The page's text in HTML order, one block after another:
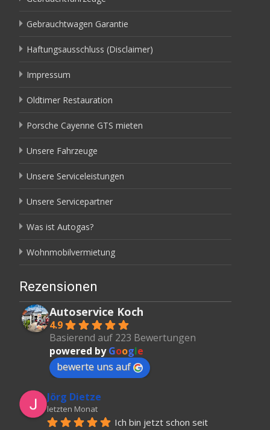
Gebrauchtwagen Garantie
Haftungsausschluss (Disclaimer)
Impressum
Oldtimer Restauration
Porsche Cayenne GTS mieten
Unsere Fahrzeuge
Unsere Serviceleistungen
Unsere Servicepartner
Was ist Autogas?
Wohnmobilvermietung
Rezensionen
Autoservice Koch
4.9
Basierend auf 223 Bewertungen
powered byGoogle
bewerte uns auf
Jörg Dietze
letzten Monat
Ich bin jetzt schon seit